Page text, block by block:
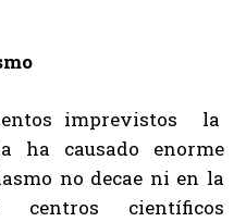
imprevistos la
ha causado enorme
no decae ni en la
científicos